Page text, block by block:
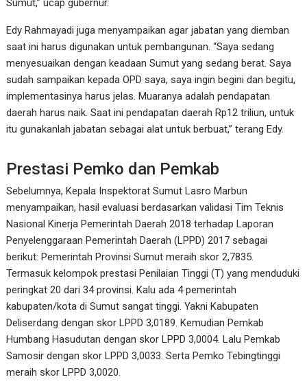
Sumut,” ucap gubernur.
Edy Rahmayadi juga menyampaikan agar jabatan yang diemban
saat ini harus digunakan untuk pembangunan. “Saya sedang
menyesuaikan dengan keadaan Sumut yang sedang berat. Saya
sudah sampaikan kepada OPD saya, saya ingin begini dan begitu,
implementasinya harus jelas. Muaranya adalah pendapatan
daerah harus naik. Saat ini pendapatan daerah Rp12 triliun, untuk
itu gunakanlah jabatan sebagai alat untuk berbuat,” terang Edy.
Prestasi Pemko dan Pemkab
Sebelumnya, Kepala Inspektorat Sumut Lasro Marbun
menyampaikan, hasil evaluasi berdasarkan validasi Tim Teknis
Nasional Kinerja Pemerintah Daerah 2018 terhadap Laporan
Penyelenggaraan Pemerintah Daerah (LPPD) 2017 sebagai
berikut: Pemerintah Provinsi Sumut meraih skor 2,7835.
Termasuk kelompok prestasi Penilaian Tinggi (T) yang menduduki
peringkat 20 dari 34 provinsi. Kalu ada 4 pemerintah
kabupaten/kota di Sumut sangat tinggi. Yakni Kabupaten
Deliserdang dengan skor LPPD 3,0189. Kemudian Pemkab
Humbang Hasudutan dengan skor LPPD 3,0004. Lalu Pemkab
Samosir dengan skor LPPD 3,0033. Serta Pemko Tebingtinggi
meraih skor LPPD 3,0020.